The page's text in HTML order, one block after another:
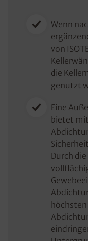
Wenn
von
die
genutzt
Eine
bietet
Durch